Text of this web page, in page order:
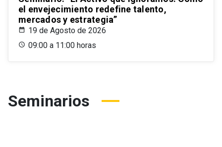
el envejecimiento redefine talento,
mercados y estrategia”
19 de Agosto de 2026
09:00 a 11:00 horas
Seminarios